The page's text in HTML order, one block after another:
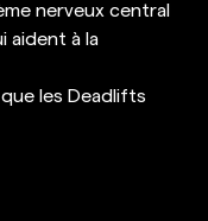
nerveux central
aident à la
les Deadlifts